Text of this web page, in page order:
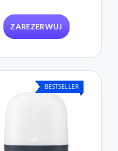
ZAREZERWUJ
BESTSELLER